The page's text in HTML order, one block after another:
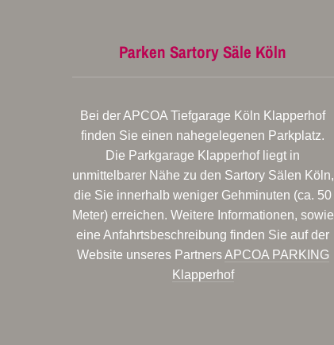
Parken Sartory Säle Köln
Bei der APCOA Tiefgarage Köln Klapperhof
finden Sie einen nahegelegenen Parkplatz.
Die Parkgarage Klapperhof liegt in
unmittelbarer Nähe zu den Sartory Sälen Köln,
die Sie innerhalb weniger Gehminuten (ca. 50
Meter) erreichen. Weitere Informationen, sowie
eine Anfahrtsbeschreibung finden Sie auf der
Website unseres PartnersAPCOA PARKING
Klapperhof